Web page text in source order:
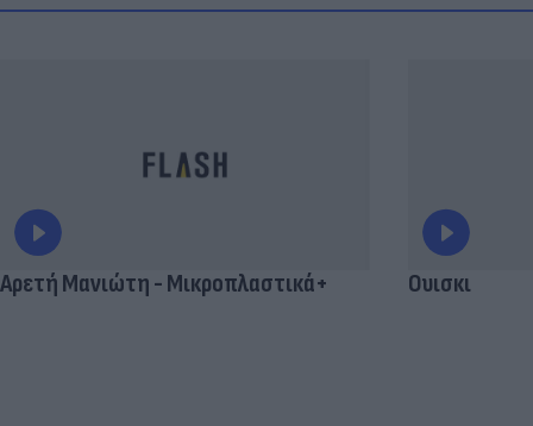
Αρετή Μανιώτη - Μικροπλαστικά+ Ουισκι